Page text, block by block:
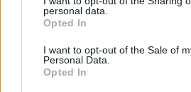
personal data.
Opted In
I want to opt-out of the Sale of
Personal Data.
Opted In